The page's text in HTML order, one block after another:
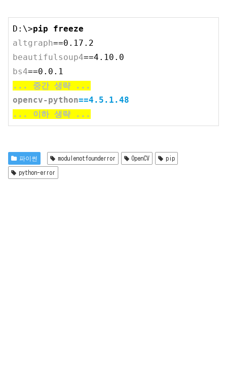
D:\>pip freeze
altgraph
beautifulsoup4
bs4
.. . 중간 생략 .. .
opencv-python
.. . 이하 생략 .. .
파이썬 modulenotfounderror OpenCV pip
python-error